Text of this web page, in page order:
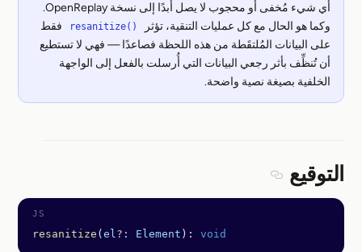
أي شيء مُخفى أو محجوب لا يصل أبدًا إلى نسخة OpenReplay.
وكما هو الحال مع كل عمليات التنقية، تؤثر
resanitize()
فقط
على البيانات المُلتقَطة من هذه اللحظة فصاعدًا — فهي لا تستطيع
أن تُنظِّف بأثر رجعي البيانات التي أُرسلت بالفعل إلى الواجهة
الخلفية بصيغة نصية واضحة.
التوقيع
resanitize ( el?: Element ): void